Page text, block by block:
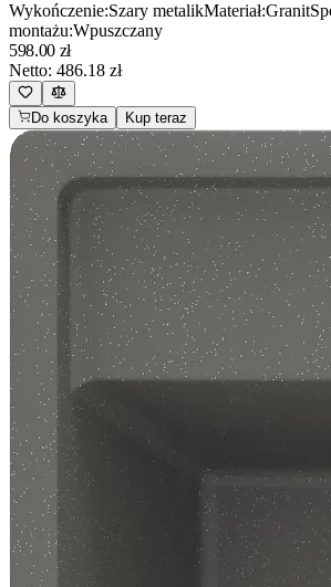
Wykończenie:Szary metalikMateriał:Granit
montażu:Wpuszczany
598.00 zł
Netto: 486.18 zł
Do koszyka Kup teraz